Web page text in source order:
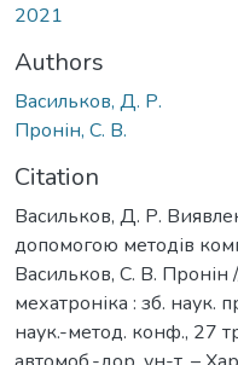
2021
Authors
Васильков, Д. Р.
Пронін, С. В.
Citation
Васильков, Д. Р.
допомогою методів
Васильков, С. В. Пронін
мехатроніка : зб. наук.
наук.-метод. конф., 27